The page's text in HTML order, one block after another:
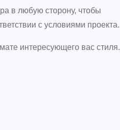
в любую сторону, чтобы
с условиями проекта.
интересующего вас стиля.